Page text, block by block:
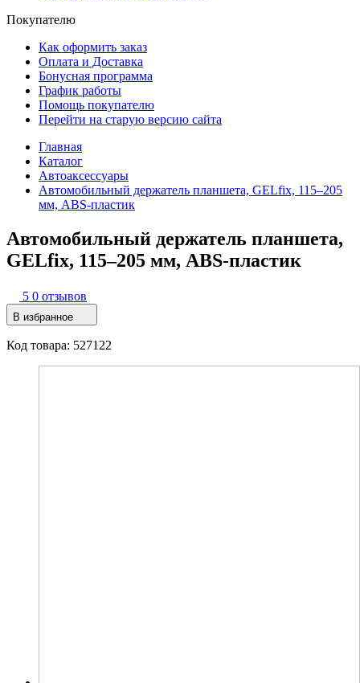
Покупателю
Как оформить заказ
Оплата и Доставка
Бонусная программа
График работы
Помощь покупателю
Перейти на старую версию сайта
Главная
Каталог
Автоаксессуары
Автомобильный держатель планшета, GELfix, 115–205
мм, ABS-пластик
Автомобильный держатель планшета,
GELfix, 115–205 мм, ABS-пластик
5 0 отзывов
В избранное
Код товара: 527122